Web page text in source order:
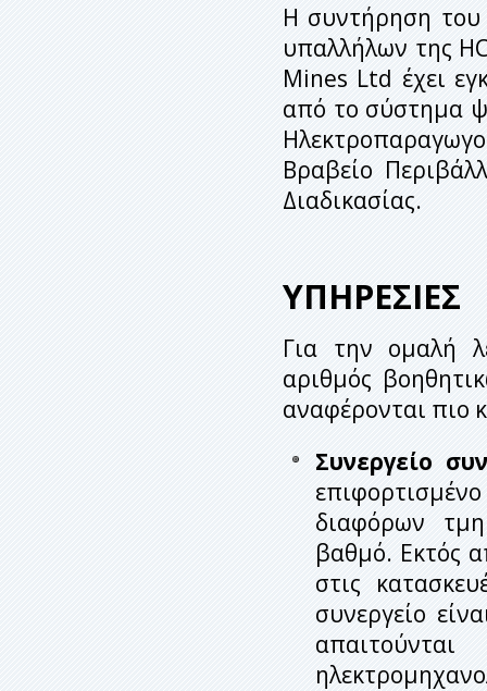
Η συντήρηση του
υπαλλήλων της
Mines Ltd έχει
από το σύστημα
Βραβείο
Διαδικασίας.
ΥΠΗΡΕΣΙΕΣ
Για την ομαλή
αριθμός
αναφέρονται πιο
Συνεργείο
διαφόρων
βαθμό. Εκτός
στις
συνεργείο